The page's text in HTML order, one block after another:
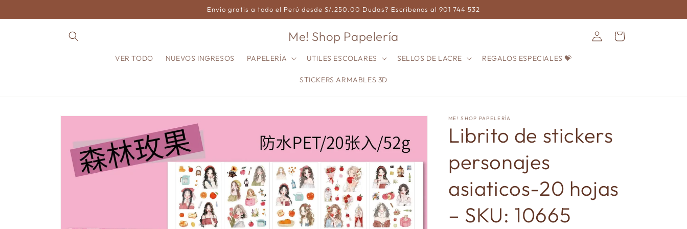
al contenido
Envío gratis a todo el Perú desde S/.250.00 Dudas? Escribenos al 901 744 532
Me! Shop Papelería
VER TODO NUEVOS INGRESOS PAPELERÍA UTILES ESCOLARES SELLOS DE LACRE REGALOS ESPECIALES 💝
STICKERS ARMABLES 3D
Iniciar
sesión
Carrito
directamente
del producto
ME! SHOP PAPELERÍA
Librito de stickers
personajes
asiaticos-20 hojas
– SKU: 10665